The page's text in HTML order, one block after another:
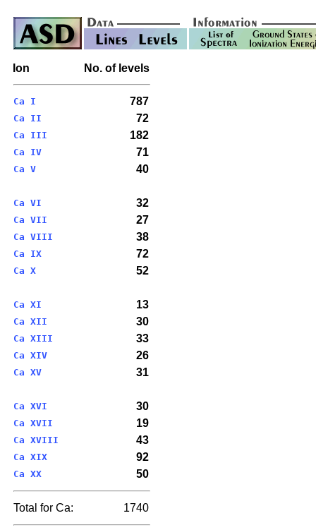
Ion No. of levels
Ca I 787
Ca II 72
Ca III 182
Ca IV 71
Ca V 40
Ca VI 32
Ca VII 27
Ca VIII 38
Ca IX 72
Ca X 52
Ca XI 13
Ca XII 30
Ca XIII 33
Ca XIV 26
Ca XV 31
Ca XVI 30
Ca XVII 19
Ca XVIII 43
Ca XIX 92
Ca XX 50
Total for Ca: 1740